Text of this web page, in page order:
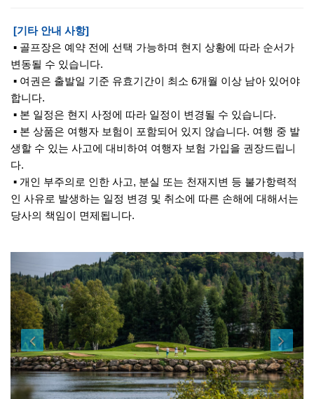
[기타 안내 사항]
▪ 골프장은 예약 전에 선택 가능하며 현지 상황에 따라 순서가
변동될 수 있습니다.
▪ 여권은 출발일 기준 유효기간이 최소 6개월 이상 남아 있어야
합니다.
▪ 본 일정은 현지 사정에 따라 일정이 변경될 수 있습니다.
▪ 본 상품은 여행자 보험이 포함되어 있지 않습니다. 여행 중 발
생할 수 있는 사고에 대비하여 여행자 보험 가입을 권장드립니
다.
▪ 개인 부주의로 인한 사고, 분실 또는 천재지변 등 불가항력적
인 사유로 발생하는 일정 변경 및 취소에 따른 손해에 대해서는
당사의 책임이 면제됩니다.